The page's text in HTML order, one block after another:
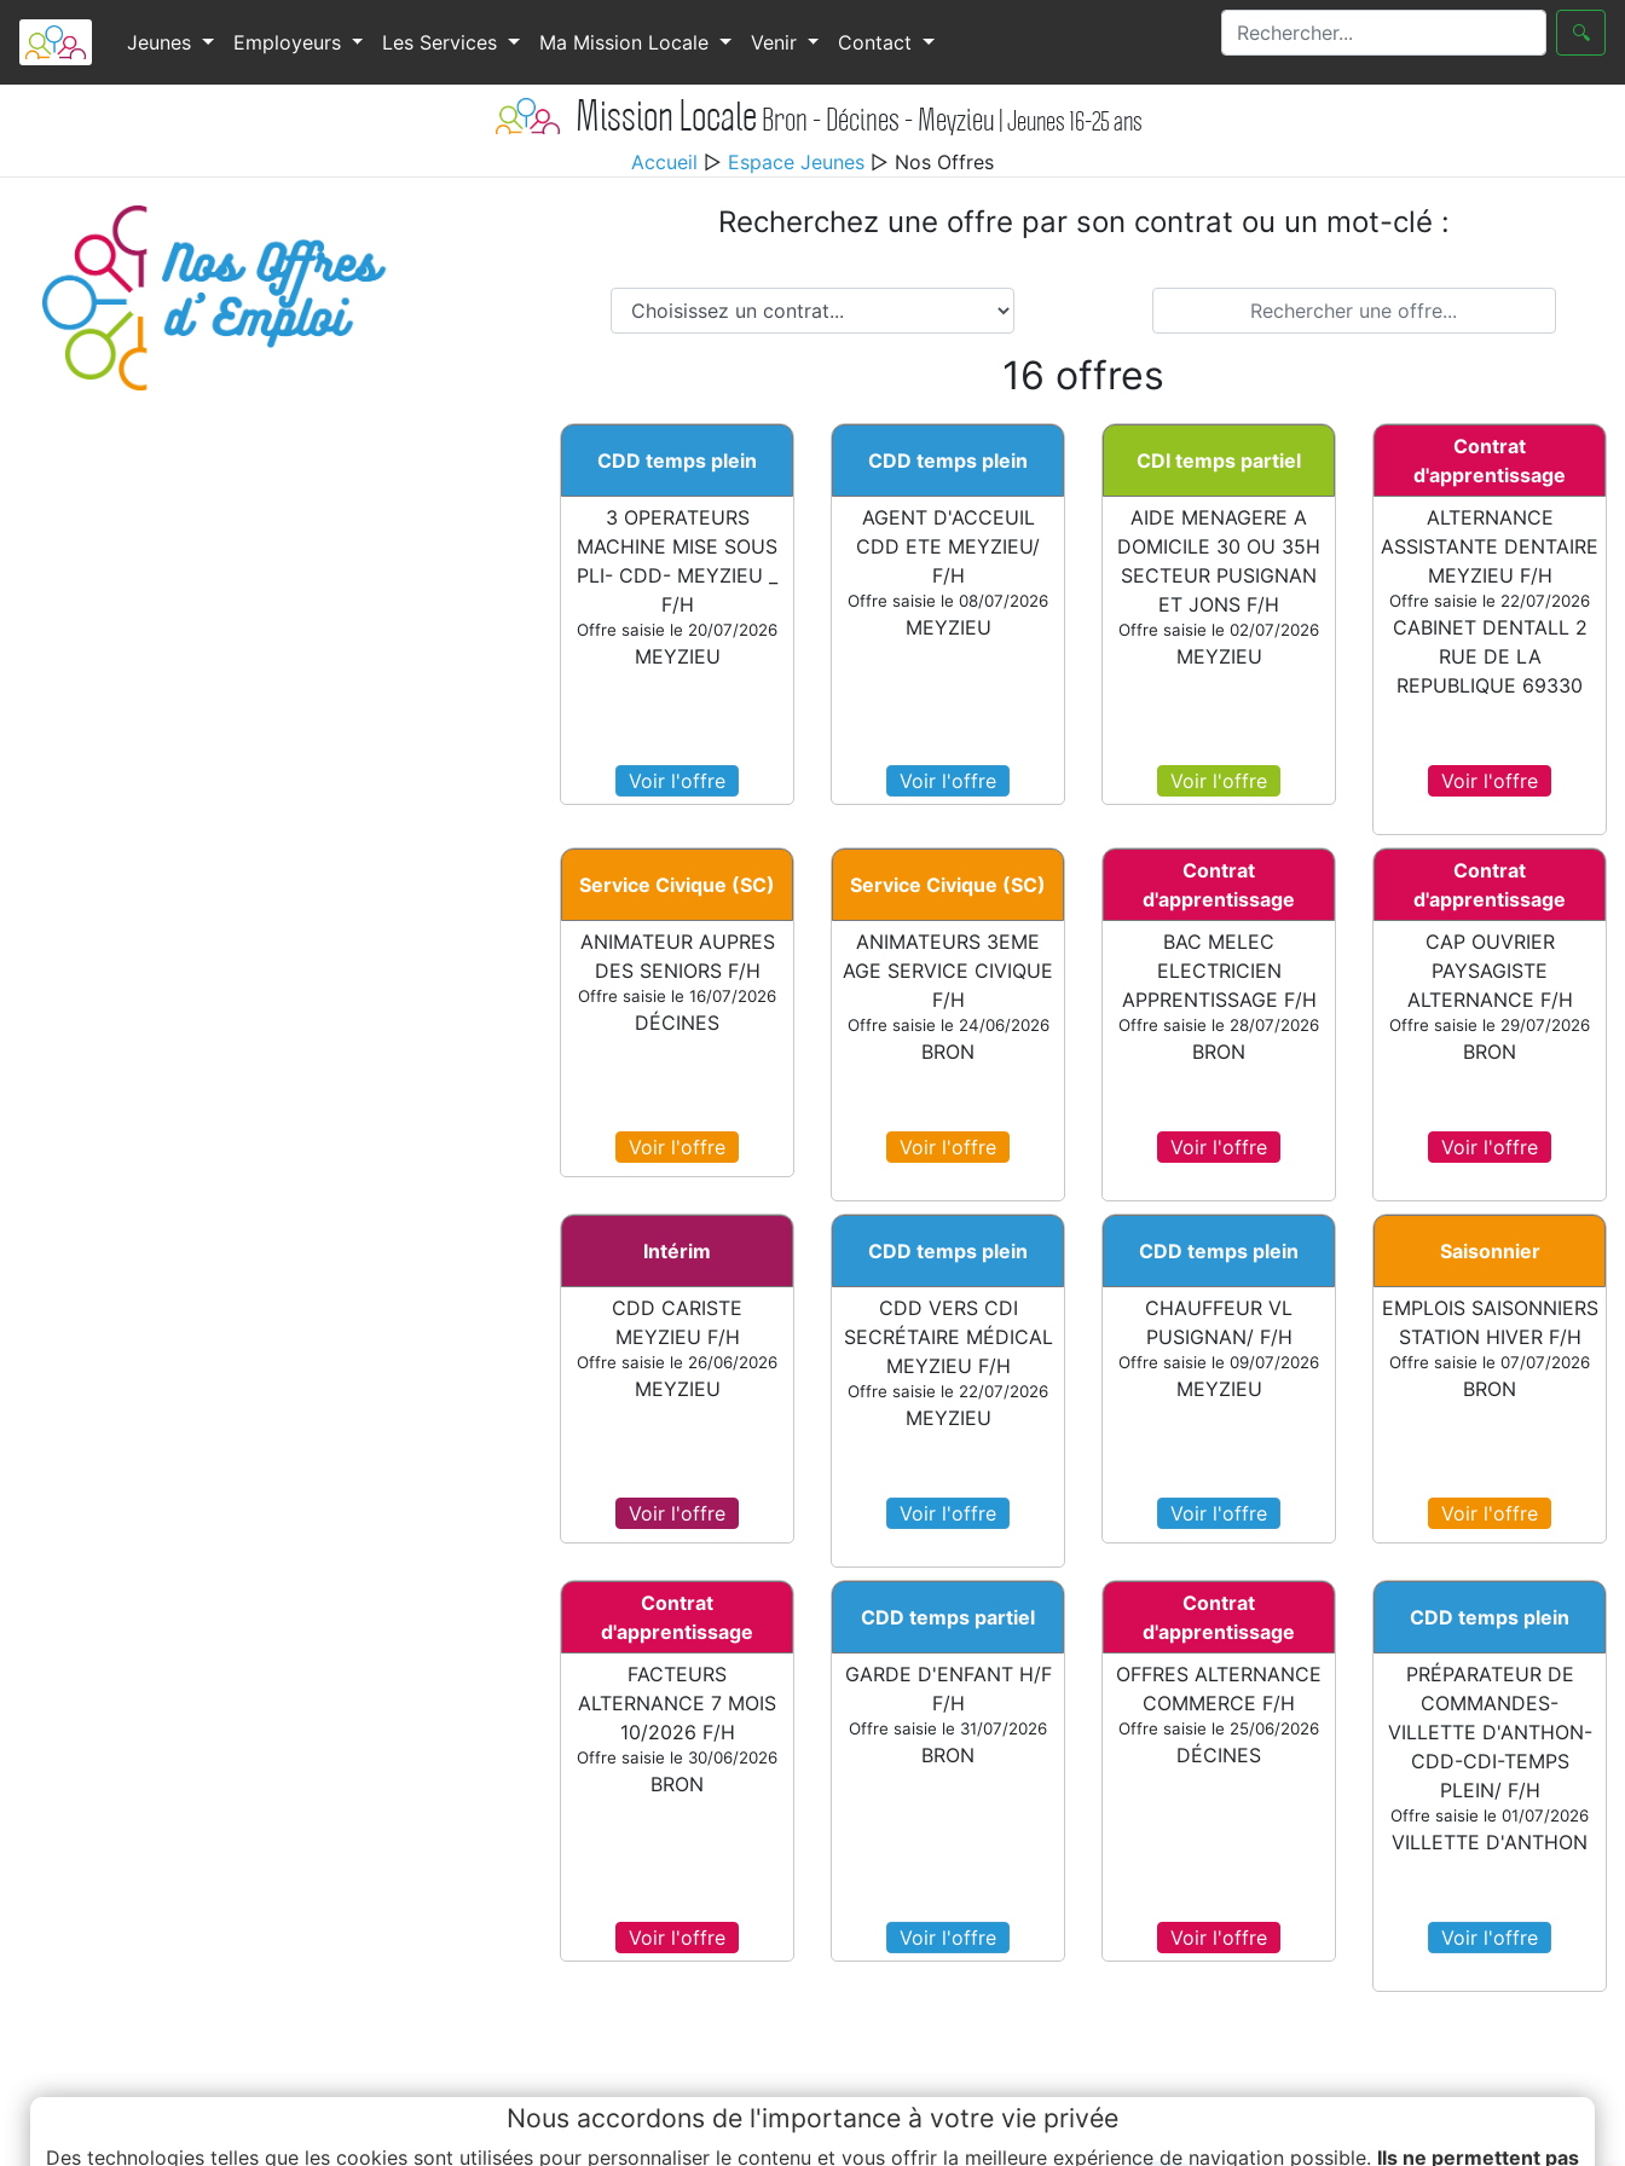
Nous accordons de l'importance à votre vie privée
Des technologies telles que les cookies sont utilisées pour personnaliser le contenu et vous offrir la meilleure expérience de navigation possible. Ils ne permettent pas
Mission LocaleBron - Décines - Meyzieu | Jeunes 16-25 ans
Accueil ▷ Espace Jeunes ▷ Nos Offres
Jeunes Employeurs Les Services Ma Mission Locale Venir Contact 🔍
Recherchez une offre par son contrat ou un mot-clé :
16 offres
CDD temps plein
3 OPERATEURS
MACHINE MISE SOUS
PLI- CDD- MEYZIEU _
F/H
Offre saisie le 20/07/2026
MEYZIEU
Voir l'offre
CDD temps plein
AGENT D'ACCEUIL
CDD ETE MEYZIEU/
F/H
Offre saisie le 08/07/2026
MEYZIEU
Voir l'offre
CDI temps partiel
AIDE MENAGERE A
DOMICILE 30 OU 35H
SECTEUR PUSIGNAN
ET JONS F/H
Offre saisie le 02/07/2026
MEYZIEU
Voir l'offre
Contrat
d'apprentissage
ALTERNANCE
ASSISTANTE DENTAIRE
MEYZIEU F/H
Offre saisie le 22/07/2026
CABINET DENTALL 2
RUE DE LA
REPUBLIQUE 69330
Voir l'offre
Service Civique (SC)
ANIMATEUR AUPRES
DES SENIORS F/H
Offre saisie le 16/07/2026
DÉCINES
Voir l'offre
Service Civique (SC)
ANIMATEURS 3EME
AGE SERVICE CIVIQUE
F/H
Offre saisie le 24/06/2026
BRON
Voir l'offre
Contrat
d'apprentissage
BAC MELEC
ELECTRICIEN
APPRENTISSAGE F/H
Offre saisie le 28/07/2026
BRON
Voir l'offre
Contrat
d'apprentissage
CAP OUVRIER
PAYSAGISTE
ALTERNANCE F/H
Offre saisie le 29/07/2026
BRON
Voir l'offre
Intérim
CDD CARISTE
MEYZIEU F/H
Offre saisie le 26/06/2026
MEYZIEU
Voir l'offre
CDD temps plein
CDD VERS CDI
SECRÉTAIRE MÉDICAL
MEYZIEU F/H
Offre saisie le 22/07/2026
MEYZIEU
Voir l'offre
CDD temps plein
CHAUFFEUR VL
PUSIGNAN/ F/H
Offre saisie le 09/07/2026
MEYZIEU
Voir l'offre
Saisonnier
EMPLOIS SAISONNIERS
STATION HIVER F/H
Offre saisie le 07/07/2026
BRON
Voir l'offre
Contrat
d'apprentissage
FACTEURS
ALTERNANCE 7 MOIS
10/2026 F/H
Offre saisie le 30/06/2026
BRON
Voir l'offre
CDD temps partiel
GARDE D'ENFANT H/F
F/H
Offre saisie le 31/07/2026
BRON
Voir l'offre
Contrat
d'apprentissage
OFFRES ALTERNANCE
COMMERCE F/H
Offre saisie le 25/06/2026
DÉCINES
Voir l'offre
CDD temps plein
PRÉPARATEUR DE
COMMANDES-
VILLETTE D'ANTHON-
CDD-CDI-TEMPS
PLEIN/ F/H
Offre saisie le 01/07/2026
VILLETTE D'ANTHON
Voir l'offre